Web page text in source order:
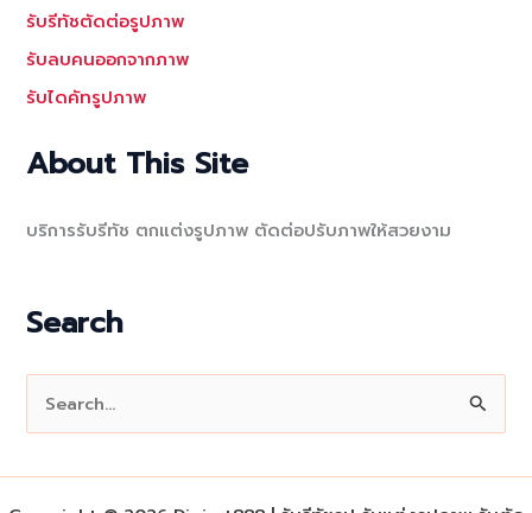
รับรีทัชตัดต่อรูปภาพ
รับลบคนออกจากภาพ
รับไดคัทรูปภาพ
About This Site
บริการรับรีทัช ตกแต่งรูปภาพ ตัดต่อปรับภาพให้สวยงาม
Search